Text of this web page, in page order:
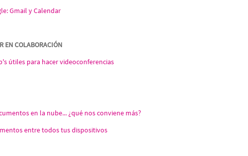
Gmail y Calendar
EN COLABORACIÓN
útiles para hacer videoconferencias
en la nube... ¿qué nos conviene más?
entre todos tus dispositivos